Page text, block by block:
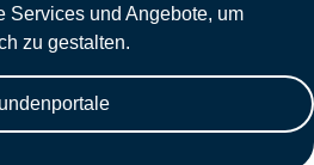
und Angebote, um
zu gestalten.